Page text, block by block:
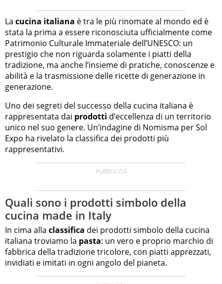
La cucina italiana è tra le più rinomate al mondo ed è
stata la prima a essere riconosciuta ufficialmente come
Patrimonio Culturale Immateriale dell’UNESCO: un
prestigio che non riguarda solamente i piatti della
tradizione, ma anche l’insieme di pratiche, conoscenze e
abilità e la trasmissione delle ricette di generazione in
generazione.
Uno dei segreti del successo della cucina italiana è
rappresentata dai prodotti d’eccellenza di un territorio
unico nel suo genere. Un’indagine di Nomisma per Sol
Expo ha rivelato la classifica dei prodotti più
rappresentativi.
Quali sono i prodotti simbolo della
cucina made in Italy
In cima alla classifica dei prodotti simbolo della cucina
italiana troviamo la pasta: un vero e proprio marchio di
fabbrica della tradizione tricolore, con piatti apprezzati,
invidiati e imitati in ogni angolo del pianeta.